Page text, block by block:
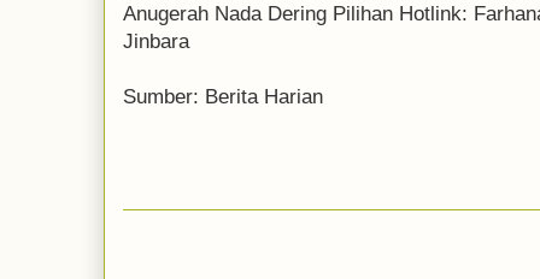
Anugerah Nada Dering Pilihan Hotlink:
Jinbara
Sumber: Berita Harian